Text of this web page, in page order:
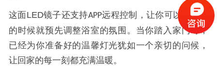
这面 LED镜子还支持APP远程控制，让你可以在离家
的时候就预先调整浴室的氛围。当你踏入家门时，
已经为你准备好的温馨灯光犹如一个亲切的问候，
让回家的每一刻都充满温暖。